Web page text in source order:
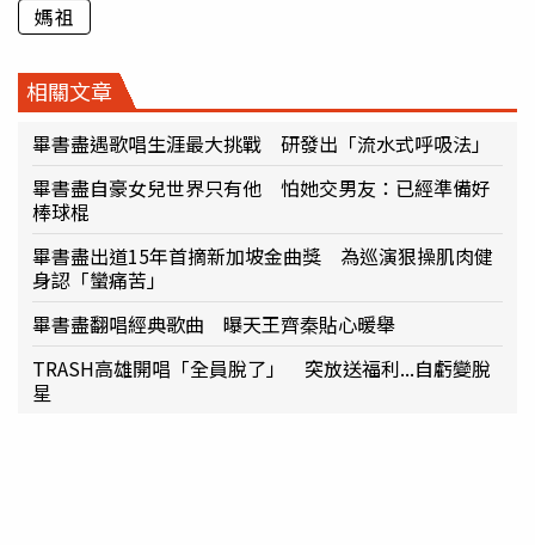
媽祖
相關文章
畢書盡遇歌唱生涯最大挑戰 研發出「流水式呼吸法」
畢書盡自豪女兒世界只有他 怕她交男友：已經準備好
棒球棍
畢書盡出道15年首摘新加坡金曲獎 為巡演狠操肌肉健
身認「蠻痛苦」
畢書盡翻唱經典歌曲 曝天王齊秦貼心暖舉
TRASH高雄開唱「全員脫了」 突放送福利...自虧變脫
星